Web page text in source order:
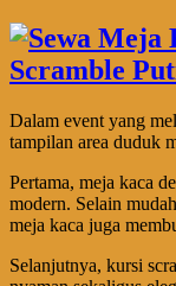
Dalam event yang
tampilan area duduk
Pertama, meja kaca
modern. Selain
meja kaca juga
Selanjutnya, kursi